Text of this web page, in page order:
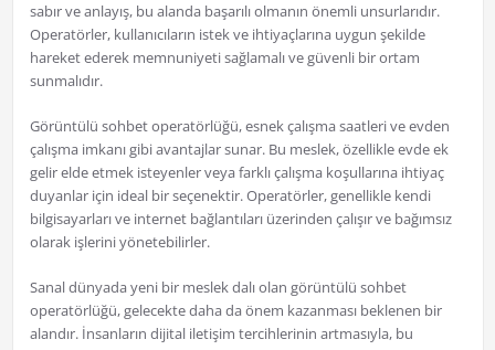
sabır ve anlayış, bu alanda başarılı olmanın önemli unsurlarıdır.
Operatörler, kullanıcıların istek ve ihtiyaçlarına uygun şekilde
hareket ederek memnuniyeti sağlamalı ve güvenli bir ortam
sunmalıdır.
Görüntülü sohbet operatörlüğü, esnek çalışma saatleri ve evden
çalışma imkanı gibi avantajlar sunar. Bu meslek, özellikle evde ek
gelir elde etmek isteyenler veya farklı çalışma koşullarına ihtiyaç
duyanlar için ideal bir seçenektir. Operatörler, genellikle kendi
bilgisayarları ve internet bağlantıları üzerinden çalışır ve bağımsız
olarak işlerini yönetebilirler.
Sanal dünyada yeni bir meslek dalı olan görüntülü sohbet
operatörlüğü, gelecekte daha da önem kazanması beklenen bir
alandır. İnsanların dijital iletişim tercihlerinin artmasıyla, bu